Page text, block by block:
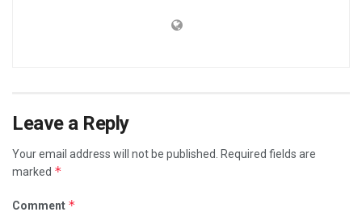
Leave a Reply
Your email address will not be published.
Required fields are
marked *
Comment *